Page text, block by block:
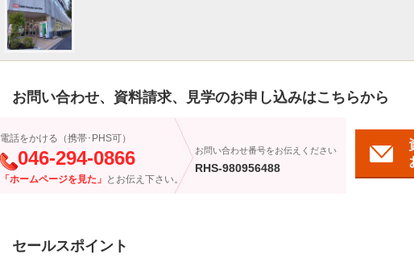
お問い合わせ、資料請求、見学のお申し込みはこちらから
電話をかける（携帯･PHS可）
046-294-0866
「ホームページを見た」 とお伝え下さい。
お問い合わせ番号をお伝えください
RHS-980956488
セールスポイント